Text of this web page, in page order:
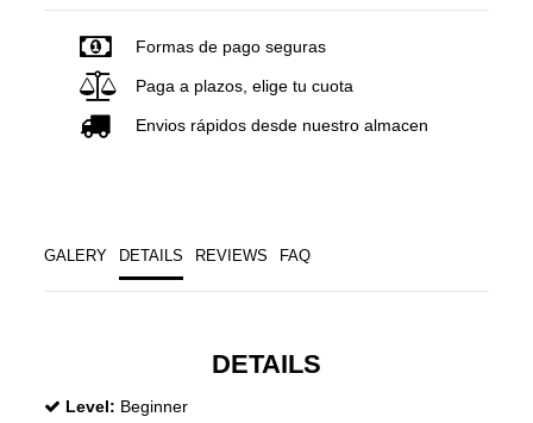
Formas de pago seguras
Paga a plazos, elige tu cuota
Envios rápidos desde nuestro almacen
GALERY DETAILS REVIEWS FAQ
DETAILS
Level: Beginner